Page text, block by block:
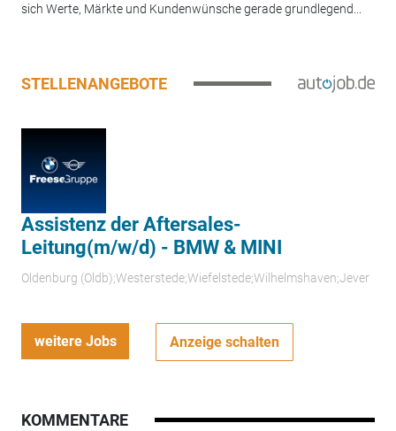
sich Werte, Märkte und Kundenwünsche gerade grundlegend...
STELLENANGEBOTE
Assistenz der Aftersales-
Leitung(m/w/d) - BMW & MINI
Oldenburg (Oldb);Westerstede;Wiefelstede;Wilhelmshaven;Jever
weitere Jobs Anzeige schalten
KOMMENTARE